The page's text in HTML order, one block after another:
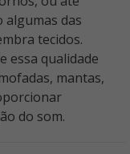
algumas das
tecidos.
essa qualidade
mantas,
do som.